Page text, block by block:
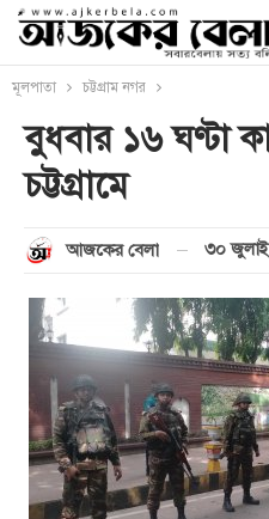
মূলপাতা চট্টগ্রাম নগর
বুধবার ১৬ ঘণ্টা
চট্টগ্রামে
আজকের বেলা ৩০